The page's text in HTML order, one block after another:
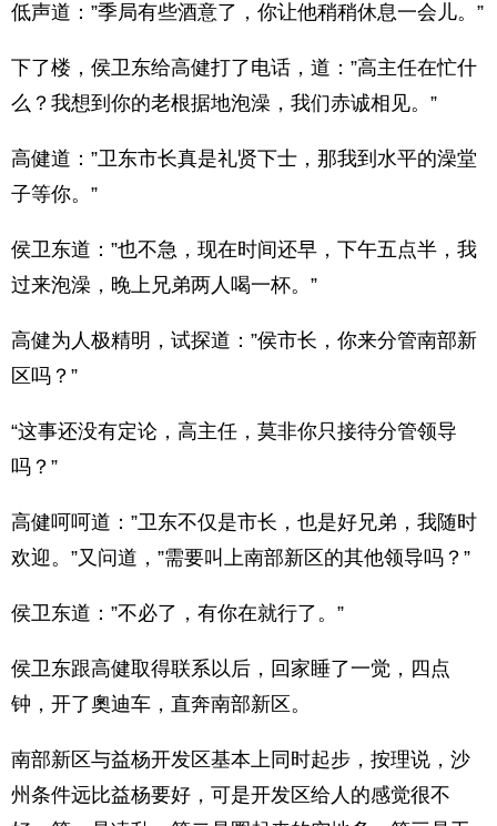
低声道：”季局有些酒意了，你让他稍稍休息一会儿。”
下了楼，侯卫东给高健打了电话，道：”高主任在忙什
么？我想到你的老根据地泡澡，我们赤诚相见。”
高健道：”卫东市长真是礼贤下士，那我到水平的澡堂
子等你。”
侯卫东道：”也不急，现在时间还早，下午五点半，我
过来泡澡，晚上兄弟两人喝一杯。”
高健为人极精明，试探道：”侯市长，你来分管南部新
区吗？”
“这事还没有定论，高主任，莫非你只接待分管领导
吗？”
高健呵呵道：”卫东不仅是市长，也是好兄弟，我随时
欢迎。”又问道，”需要叫上南部新区的其他领导吗？”
侯卫东道：”不必了，有你在就行了。”
侯卫东跟高健取得联系以后，回家睡了一觉，四点
钟，开了奧迪车，直奔南部新区。
南部新区与益杨开发区基本上同时起步，按理说，沙
州条件远比益杨要好，可是开发区给人的感觉很不